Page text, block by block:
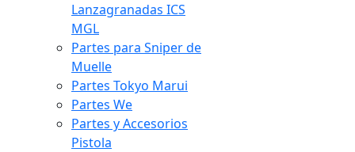
Lanzagranadas ICS
MGL
Partes para Sniper de
Muelle
Partes Tokyo Marui
Partes We
Partes y Accesorios
Pistola